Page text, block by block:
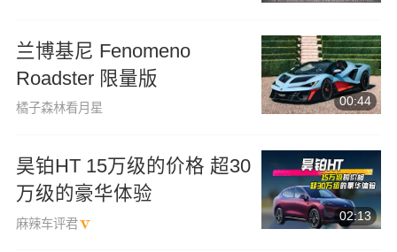
兰博基尼 Fenomeno
Roadster 限量版
橘子森林看月星
00:44
昊铂HT 15万级的价格 超30
万级的豪华体验
麻辣车评君
02:13